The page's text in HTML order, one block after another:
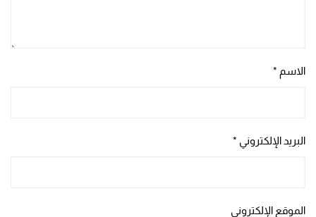
الاسم *
البريد الإلكتروني *
الموقع الإلكتروني